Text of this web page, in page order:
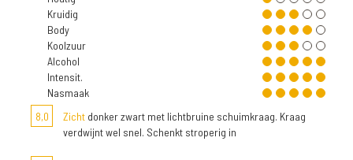
Kruidig
Body
Koolzuur
Alcohol
Intensit.
Nasmaak
8,0
Zicht donker zwart met lichtbruine schuimkraag. Kraag
verdwijnt wel snel. Schenkt stroperig in